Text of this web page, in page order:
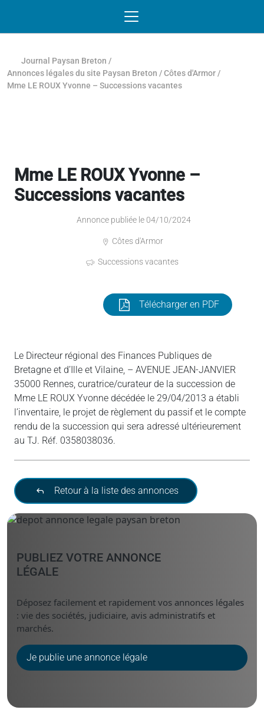
Journal Paysan Breton /
Annonces légales du site Paysan Breton /Côtes d'Armor /
Mme LE ROUX Yvonne – Successions vacantes
Mme LE ROUX Yvonne –
Successions vacantes
Annonce publiée le 04/10/2024
Côtes d'Armor
Successions vacantes
Télécharger en PDF
Le Directeur régional des Finances Publiques de
Bretagne et d’Ille et Vilaine, – AVENUE JEAN-JANVIER
35000 Rennes, curatrice/curateur de la succession de
Mme LE ROUX Yvonne décédée le 29/04/2013 a établi
l’inventaire, le projet de règlement du passif et le compte
rendu de la succession qui sera adressé ultérieurement
au TJ. Réf. 0358038036.
Retour à la liste des annonces
PUBLIEZ VOTRE ANNONCE
LÉGALE
Déposez facilement et rapidement vos annonces légales
: vie des sociétés, judiciaire, avis administratifs et
marchés.
Je publie une annonce légale